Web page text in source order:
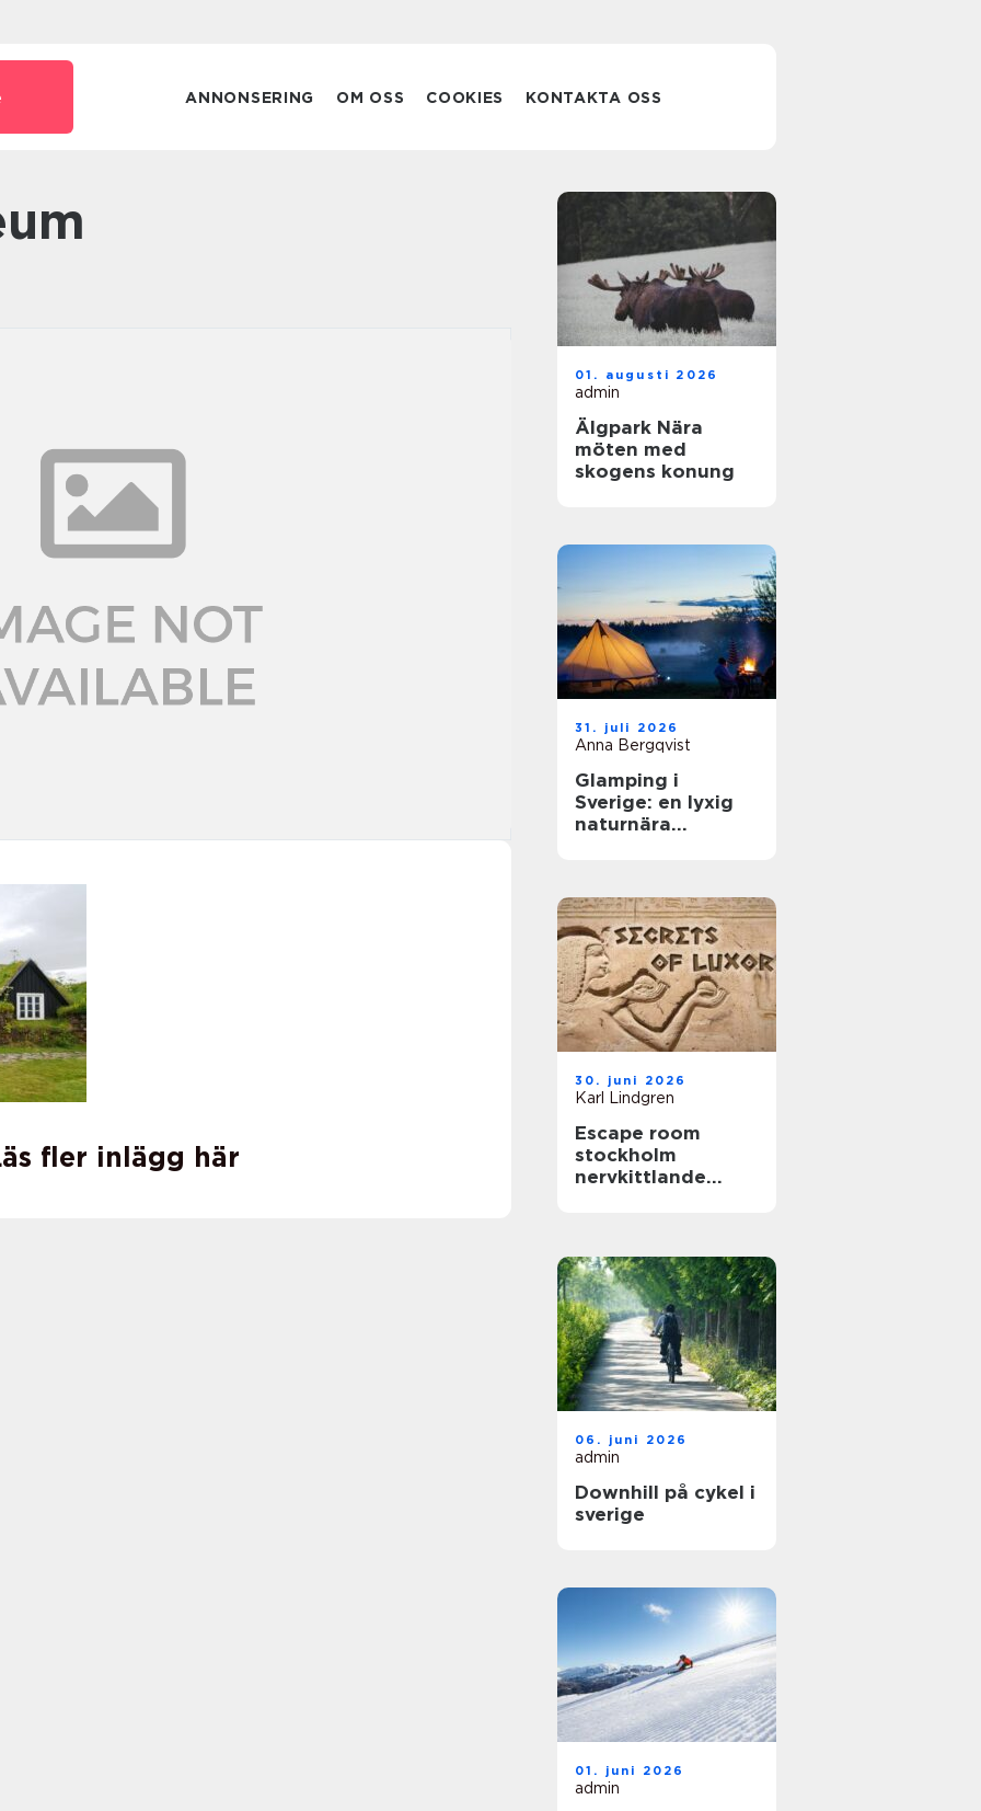
ANNONSERING OM OSS COOKIES KONTAKTA OSS
fler inlägg här
01. augusti 2026
admin
Älgpark Nära
möten med
skogens konung
31. juli 2026
Anna Bergqvist
Glamping i
Sverige: en lyxig
naturnära
30. juni 2026
Karl Lindgren
Escape room
stockholm
nervkittlande
06. juni 2026
admin
Downhill på cykel i
sverige
01. juni 2026
admin